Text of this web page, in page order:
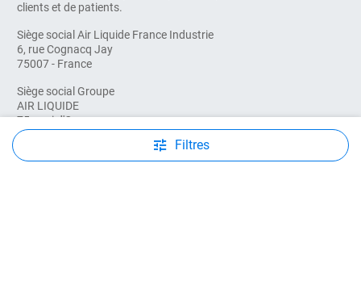
Filtres
clients et de patients.
Siège social Air Liquide France Industrie
6, rue Cognacq Jay
75007 - France
Siège social Groupe
AIR LIQUIDE
75 quai d'Orsay
75321 - Paris cedex 07 - France